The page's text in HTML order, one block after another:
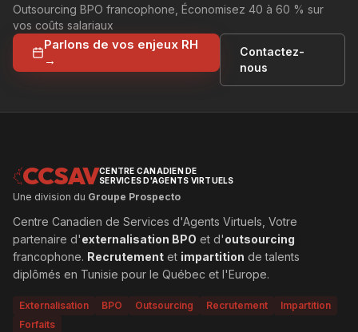
Outsourcing BPO francophone, Économisez 40 à 60 % sur
vos coûts salariaux
Parlons de vos enjeux RH
→
Contactez-
nous
CCSAVCENTRE CANADIEN DE
SERVICES D'AGENTS VIRTUELS
Une division du Groupe Prospecto
Centre Canadien de Services d'Agents Virtuels, Votre
partenaire d'externalisation BPO et d'outsourcing
francophone. Recrutement et impartition de talents
diplômés en Tunisie pour le Québec et l'Europe.
Externalisation BPO Outsourcing Recrutement
Impartition
Forfaits